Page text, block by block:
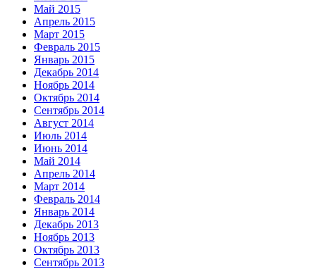
Май 2015
Апрель 2015
Март 2015
Февраль 2015
Январь 2015
Декабрь 2014
Ноябрь 2014
Октябрь 2014
Сентябрь 2014
Август 2014
Июль 2014
Июнь 2014
Май 2014
Апрель 2014
Март 2014
Февраль 2014
Январь 2014
Декабрь 2013
Ноябрь 2013
Октябрь 2013
Сентябрь 2013